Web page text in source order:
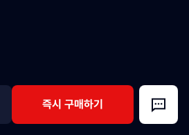
즉시 구매하기